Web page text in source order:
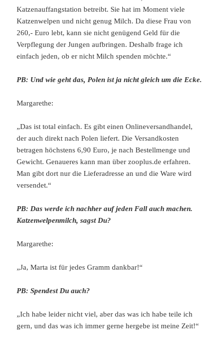
Katzenauffangstation betreibt. Sie hat im Moment viele
Katzenwelpen und nicht genug Milch. Da diese Frau von
260,- Euro lebt, kann sie nicht genügend Geld für die
Verpflegung der Jungen aufbringen. Deshalb frage ich
einfach jeden, ob er nicht Milch spenden möchte.“
PB: Und wie geht das, Polen ist ja nicht gleich um die Ecke.
Margarethe:
„Das ist total einfach. Es gibt einen Onlineversandhandel,
der auch direkt nach Polen liefert. Die Versandkosten
betragen höchstens 6,90 Euro, je nach Bestellmenge und
Gewicht. Genaueres kann man über zooplus.de erfahren.
Man gibt dort nur die Lieferadresse an und die Ware wird
versendet.“
PB: Das werde ich nachher auf jeden Fall auch machen.
Katzenwelpenmilch, sagst Du?
Margarethe:
„Ja, Marta ist für jedes Gramm dankbar!“
PB: Spendest Du auch?
„Ich habe leider nicht viel, aber das was ich habe teile ich
gern, und das was ich immer gerne hergebe ist meine Zeit!“